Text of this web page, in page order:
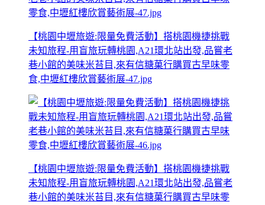
【桃園中壢旅遊:限量免費活動】搭桃園機捷挑戰
未知旅程-用盲旅玩轉桃園,A21環北站出發,品嘗老
巷小館的美味米苔目,來有信糖菓行購買古早味零
食,中壢紅樓欣賞藝術展-47.jpg
【桃園中壢旅遊:限量免費活動】搭桃園機捷挑戰
未知旅程-用盲旅玩轉桃園,A21環北站出發,品嘗老
巷小館的美味米苔目,來有信糖菓行購買古早味零